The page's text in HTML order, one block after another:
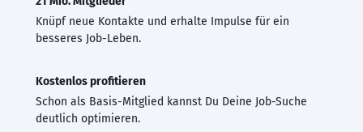
Knüpf neue Kontakte und erhalte Impulse für ein
besseres Job-Leben.
Kostenlos profitieren
Schon als Basis-Mitglied kannst Du Deine Job-Suche
deutlich optimieren.